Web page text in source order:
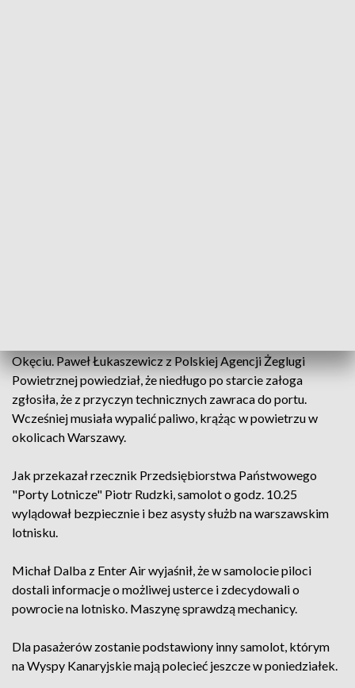
Okęciu. Paweł Łukaszewicz z Polskiej Agencji Żeglugi
Powietrznej powiedział, że niedługo po starcie załoga
zgłosiła, że z przyczyn technicznych zawraca do portu.
Wcześniej musiała wypalić paliwo, krążąc w powietrzu w
okolicach Warszawy.
Jak przekazał rzecznik Przedsiębiorstwa Państwowego
"Porty Lotnicze" Piotr Rudzki, samolot o godz. 10.25
wylądował bezpiecznie i bez asysty służb na warszawskim
lotnisku.
Michał Dalba z Enter Air wyjaśnił, że w samolocie piloci
dostali informacje o możliwej usterce i zdecydowali o
powrocie na lotnisko. Maszynę sprawdzą mechanicy.
Dla pasażerów zostanie podstawiony inny samolot, którym
na Wyspy Kanaryjskie mają polecieć jeszcze w poniedziałek.